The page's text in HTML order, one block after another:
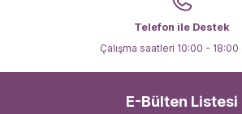
Telefon ile Destek
Çalışma saatleri 10:00 - 18:00
E-Bülten Listesi